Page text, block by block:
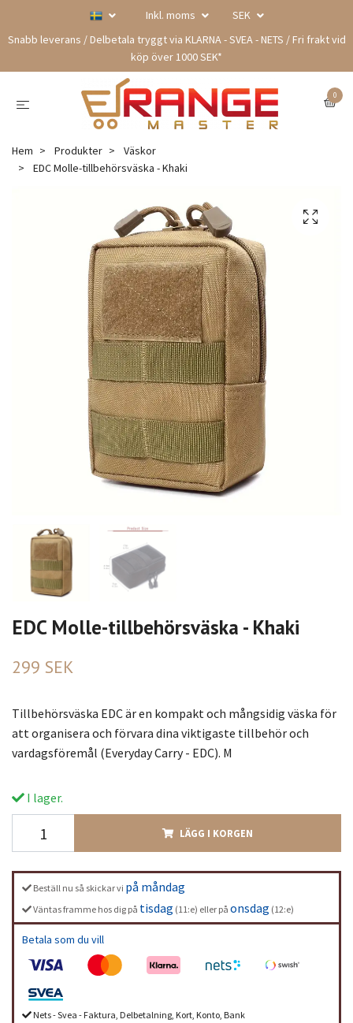
Inkl. moms
SEK
Snabb leverans / Delbetala tryggt via KLARNA - SVEA - NETS / Fri frakt vid
köp över 1000 SEK*
0
Hem Produkter
Väskor
EDC Molle-tillbehörsväska - Khaki
EDC Molle-tillbehörsväska - Khaki
299 SEK
Tillbehörsväska EDC är en kompakt och mångsidig väska för
att organisera och förvara dina viktigaste tillbehör och
vardagsföremål (Everyday Carry - EDC). M
I lager.
LÄGG I KORGEN
Beställ nu så skickar vi på måndag
Väntas framme hos dig på tisdag (11:e) eller på onsdag (12:e)
Betala som du vill
Nets - Svea - Faktura, Delbetalning, Kort, Konto, Bank